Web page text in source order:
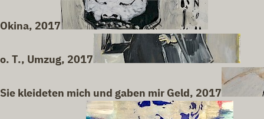
Okina, 2017
o. T., Umzug, 2017
Sie kleideten mich und gaben mir Geld, 2017